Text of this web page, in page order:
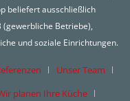
beliefert ausschließlich
(gewerbliche Betriebe),
und soziale Einrichtungen.
Unser Team
planen Ihre Küche